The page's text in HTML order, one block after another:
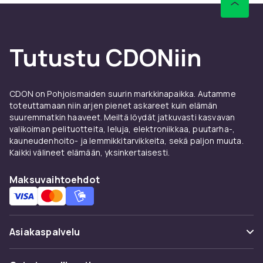
Kuolain tulee puhdistaa jokaisen käyttökerran
jälkeen veden kanssa, ja perusteellisempi
Ruosteenestospray suojaa metalliosia
kosteuden aiheuttamalta korroosiolta.
Katso myössatulaset-valikoimamme– löydät
sieltä laajan valikoiman satuloita eri tarpeisiin.
Tallilaukut ja varustelaatikot
Tallilaukku on kätevä tapa kuljettaa
ratsastusvarusteet talliin ja sieltä pois. Hyvä
ja se on usein valmistettu vedenpitävästä
materiaalista. Tallilaukku pitää varusteet
Tutustu CDONiin
CDON on Pohjoismaiden suurin markkinapaikka. Autamme
toteuttamaan niin arjen pienet askareet kuin elämän
suuremmatkin haaveet. Meiltä löydät jatkuvasti kasvavan
valikoiman pelituotteita, leluja, elektroniikkaa, puutarha-,
kauneudenhoito- ja lemmikkitarvikkeita, sekä paljon muuta.
Kaikki välineet elämään, yksinkertaisesti.
Maksuvaihtoehdot
Asiakaspalvelu